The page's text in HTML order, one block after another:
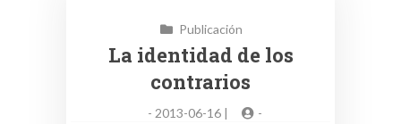
Publicación
La identidad de los
contrarios
- 2013-06-16 | -